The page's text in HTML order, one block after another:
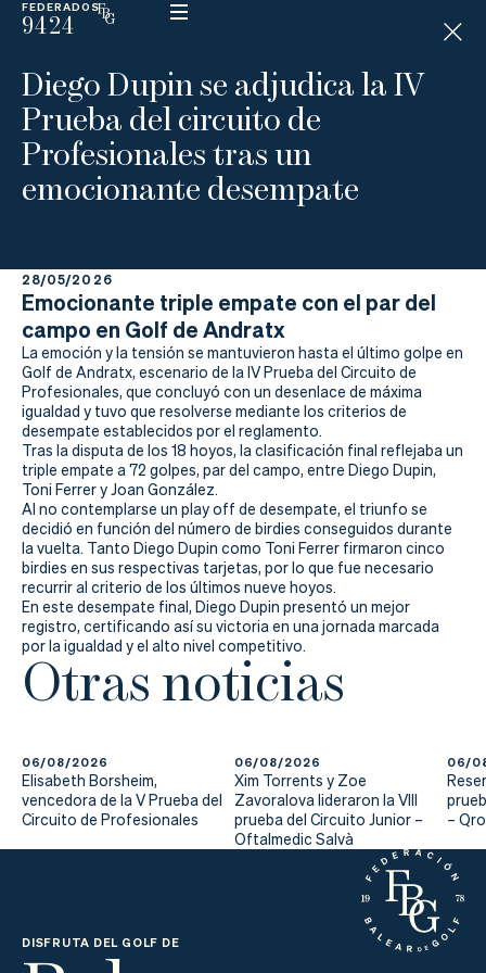
FEDERADOS
9424
ESP
N
D
I
C
A
P
La
Federación
Federarse
Jugar
Aprender
Actualidad
Tienda
Diego Dupin se adjudica la IV
Prueba del circuito de
Profesionales tras un
emocionante desempate
28/05/2026
Emocionante triple empate con el par del
campo en Golf de Andratx
La emoción y la tensión se mantuvieron hasta el último golpe en
Golf de Andratx, escenario de la IV Prueba del Circuito de
Profesionales, que concluyó con un desenlace de máxima
igualdad y tuvo que resolverse mediante los criterios de
desempate establecidos por el reglamento.
Tras la disputa de los 18 hoyos, la clasificación final reflejaba un
triple empate a 72 golpes, par del campo, entre Diego Dupin,
Toni Ferrer y Joan González.
Al no contemplarse un play off de desempate, el triunfo se
decidió en función del número de birdies conseguidos durante
la vuelta. Tanto Diego Dupin como Toni Ferrer firmaron cinco
birdies en sus respectivas tarjetas, por lo que fue necesario
recurrir al criterio de los últimos nueve hoyos.
En este desempate final, Diego Dupin presentó un mejor
registro, certificando así su victoria en una jornada marcada
por la igualdad y el alto nivel competitivo.
Otras noticias
06/08/2026
Elisabeth Borsheim,
vencedora de la V Prueba del
Circuito de Profesionales
06/08/2026
Xim Torrents y Zoe
Zavoralova lideraron la VIII
prueba del Circuito Junior –
Oftalmedic Salvà
06/
–
DISFRUTA DEL GOLF DE